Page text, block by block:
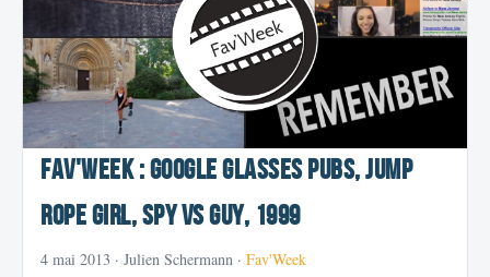
Fav'Week : Google Glasses Pubs, Jump
Rope Girl, Spy vs Guy, 1999
4 mai 2013 · Julien Schermann · Fav'Week